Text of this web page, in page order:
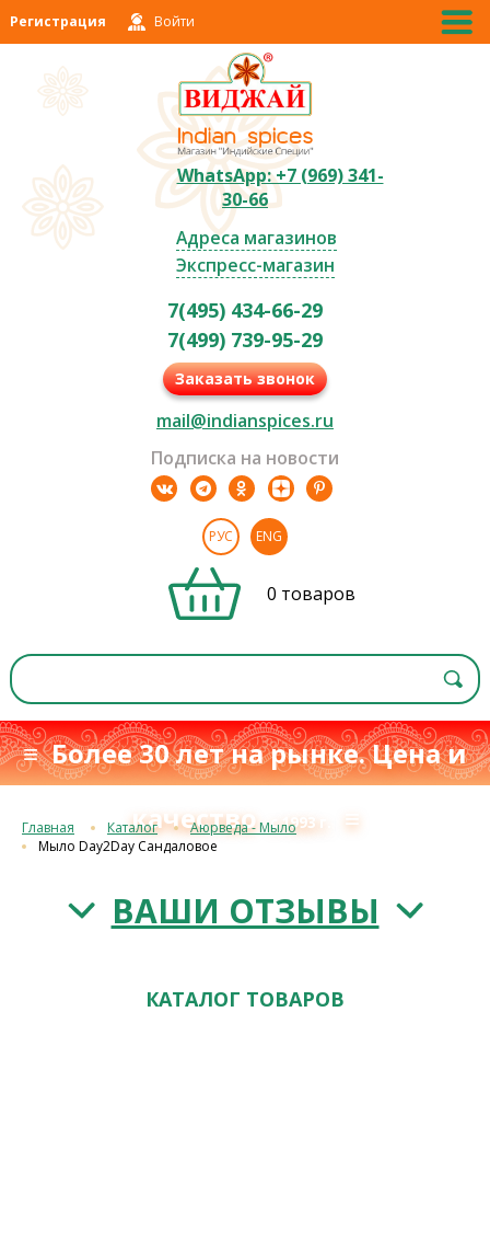
Регистрация Войти
WhatsApp: +7 (969) 341-
30-66
Адреса магазинов
Экспресс-магазин
7(495) 434-66-29
7(499) 739-95-29
Заказать звонок
mail@indianspices.ru
Подписка на новости
РУС ENG
0 товаров
≡ Более 30 лет на рынке. Цена и
качествос 1993 г. ≡
Главная Каталог
Аюрведа - Мыло
Мыло Day2Day Сандаловое
ВАШИ ОТЗЫВЫ
КАТАЛОГ ТОВАРОВ